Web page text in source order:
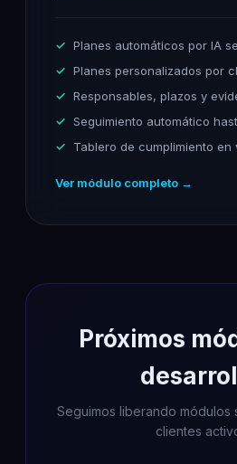
Planes automáticos por IA
Planes personalizados por
Responsables, plazos y
Seguimiento automático
Tablero de cumplimiento en
Ver módulo completo →
Próximos
Seguimos liberando
clientes